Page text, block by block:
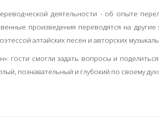
деятельности - об опыте
произведения переводятся на
алтайских песен и авторских
гости смогли задать вопросы и
познавательный и глубокий по своему